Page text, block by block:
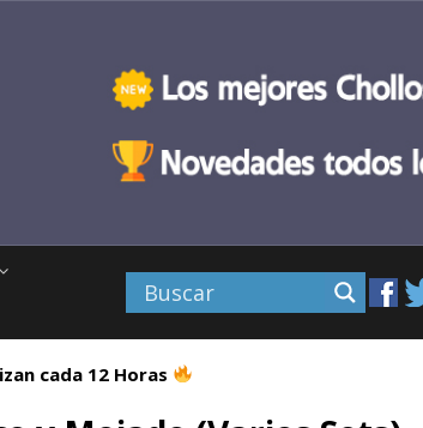
cada 12 Horas